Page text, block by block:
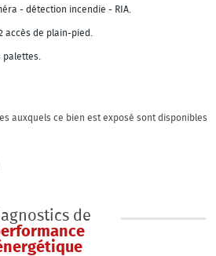
- détection incendie - RIA.
accès de plain-pied.
palettes.
auxquels ce bien est exposé sont disponibles
de